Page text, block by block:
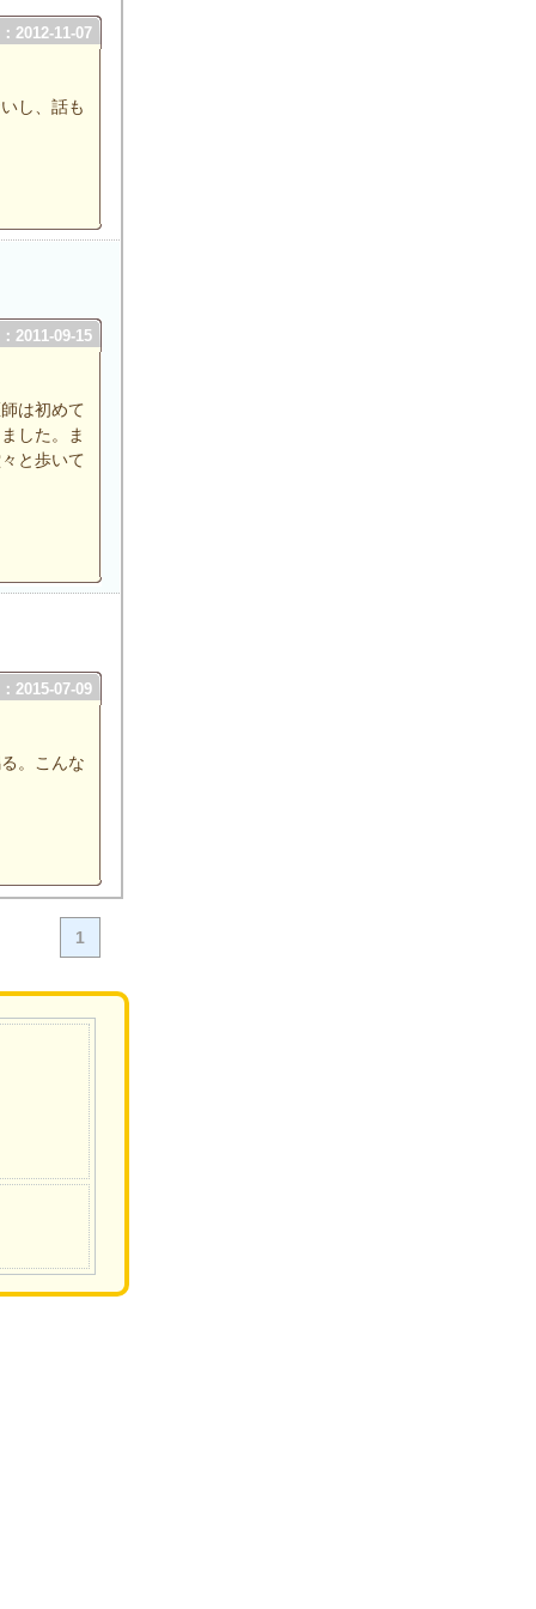
2012-11-07
し、話も
2011-09-15
は初めて
した。ま
と歩いて
2015-07-09
。こんな
1